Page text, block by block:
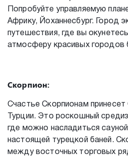
Попробуйте управляемую
Африку, Йоханнесбург. Город
путешествия, где вы
атмосферу красивых городов
Скорпион:
Счастье Скорпионам
Турции. Это роскошный
где можно насладиться
настоящей турецкой баней.
между восточных торговых